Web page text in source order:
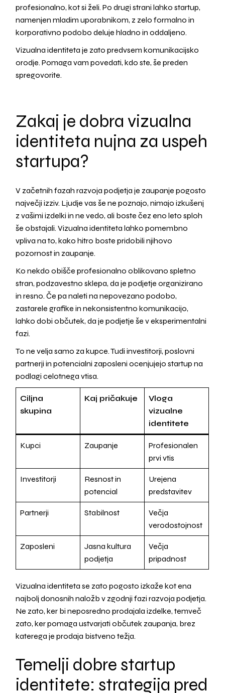
profesionalno, kot si želi. Po drugi strani lahko startup,
namenjen mladim uporabnikom, z zelo formalno in
korporativno podobo deluje hladno in oddaljeno.
Vizualna identiteta je zato predvsem komunikacijsko
orodje. Pomaga vam povedati, kdo ste, še preden
spregovorite.
Zakaj je dobra vizualna
identiteta nujna za uspeh
startupa?
V začetnih fazah razvoja podjetja je zaupanje pogosto
največji izziv. Ljudje vas še ne poznajo, nimajo izkušenj
z vašimi izdelki in ne vedo, ali boste čez eno leto sploh
še obstajali. Vizualna identiteta lahko pomembno
vpliva na to, kako hitro boste pridobili njihovo
pozornost in zaupanje.
Ko nekdo obišče profesionalno oblikovano spletno
stran, podzavestno sklepa, da je podjetje organizirano
in resno. Če pa naleti na nepovezano podobo,
zastarele grafike in nekonsistentno komunikacijo,
lahko dobi občutek, da je podjetje še v eksperimentalni
fazi.
To ne velja samo za kupce. Tudi investitorji, poslovni
partnerji in potencialni zaposleni ocenjujejo startup na
podlagi celotnega vtisa.
Ciljna
skupina
Kaj pričakuje
Vloga
vizualne
identitete
Kupci Zaupanje
Profesionalen
prvi vtis
Investitorji
Resnost in
potencial
Urejena
predstavitev
Partnerji Stabilnost
Večja
verodostojnost
Zaposleni
Jasna kultura
podjetja
Večja
pripadnost
Vizualna identiteta se zato pogosto izkaže kot ena
najbolj donosnih naložb v zgodnji fazi razvoja podjetja.
Ne zato, ker bi neposredno prodajala izdelke, temveč
zato, ker pomaga ustvarjati občutek zaupanja, brez
katerega je prodaja bistveno težja.
Temelji dobre startup
identitete: strategija pred